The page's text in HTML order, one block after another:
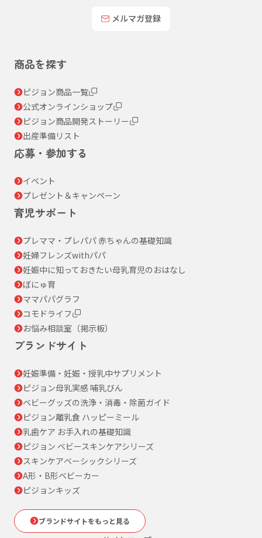
メルマガ登録
商品を探す
ピジョン商品一覧
公式オンラインショップ
ピジョン商品開発ストーリー
出産準備リスト
応募・参加する
イベント
プレゼント＆キャンペーン
育児サポート
プレママ・プレパパ 赤ちゃんの基礎知識
妊婦フレンズwithパパ
妊娠中に知っておきたい母乳育児のおはなし
ぼにゅ育
ママパパグラフ
コモドライフ
お悩み相談室（掲示板）
ブランドサイト
妊娠準備・妊娠・授乳中サプリメント
ピジョン母乳実感 哺乳びん
ベビーグッズの洗浄・消毒・除菌ガイド
ピジョン離乳食 ハッピーミール
乳歯ケア お手入れの基礎知識
ピジョン ベビースキンケアシリーズ
スキンケアベーシックシリーズ
A形・B形ベビーカー
ピジョンキッズ
ブランドサイトをもっと見る